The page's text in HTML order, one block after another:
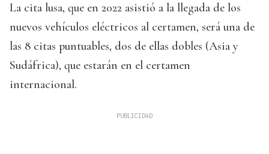
La cita lusa, que en 2022 asistió a la llegada de los
nuevos vehículos eléctricos al certamen, será una de
las 8 citas puntuables, dos de ellas dobles (Asia y
Sudáfrica), que estarán en el certamen
internacional.